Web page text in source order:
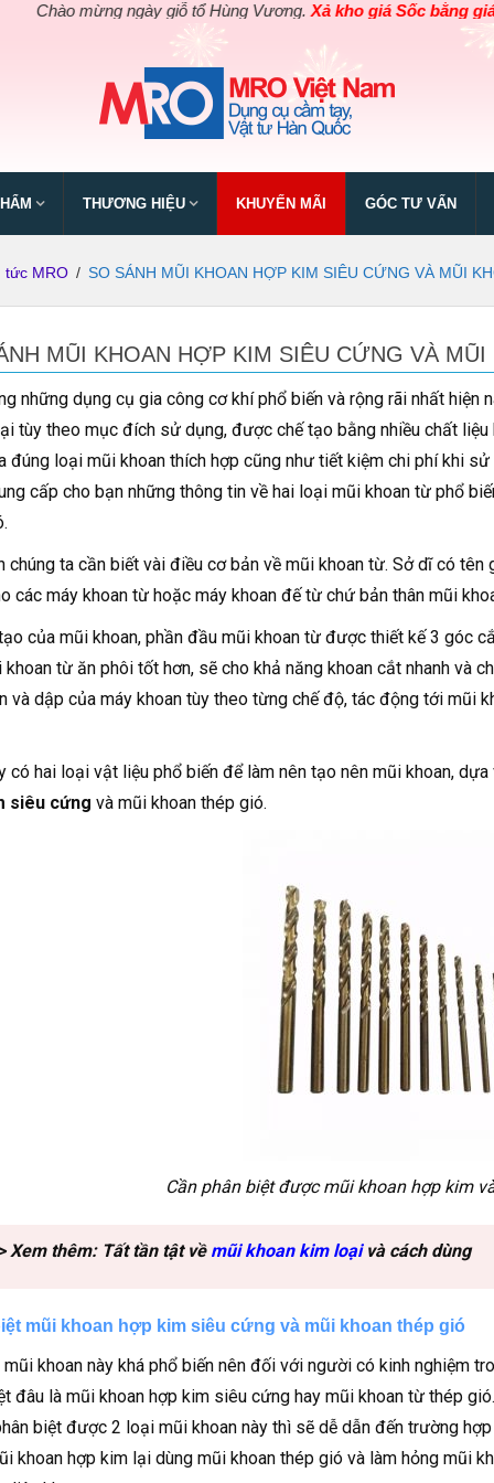
mừng ngày giỗ tổ Hùng Vương.Xả kho giá Sốc bằng giá Gốccho
THƯƠNG HIỆU KHUYẾN MÃI GÓC TƯ VẤN
tức MRO / SO SÁNH MŨI KHOAN HỢP KIM SIÊU CỨNG VÀ MŨI
MŨI KHOAN HỢP KIM SIÊU CỨNG VÀ MŨI
những dụng cụ gia công cơ khí phổ biến và rộng rãi nhất hiện
tùy theo mục đích sử dụng, được chế tạo bằng nhiều chất
đúng loại mũi khoan thích hợp cũng như tiết kiệm chi phí khi
cấp cho bạn những thông tin về hai loại mũi khoan từ phổ
chúng ta cần biết vài điều cơ bản về mũi khoan từ. Sở dĩ có
các máy khoan từ hoặc máy khoan đế từ chứ bản thân mũi
của mũi khoan, phần đầu mũi khoan từ được thiết kế 3 góc
khoan từ ăn phôi tốt hơn, sẽ cho khả năng khoan cắt nhanh và
và dập của máy khoan tùy theo từng chế độ, tác động tới mũi
có hai loại vật liệu phổ biến để làm nên tạo nên mũi khoan,
siêu cứng và mũi khoan thép gió.
Cần phân biệt được mũi khoan hợp kim
Xem thêm: Tất tần tật về mũi khoan kim loạivà cách dùng
mũi khoan hợp kim siêu cứng và mũi khoan thép gió
khoan này khá phổ biến nên đối với người có kinh nghiệm
đâu là mũi khoan hợp kim siêu cứng hay mũi khoan từ thép
biệt được 2 loại mũi khoan này thì sẽ dễ dẫn đến trường
khoan hợp kim lại dùng mũi khoan thép gió và làm hỏng mũi